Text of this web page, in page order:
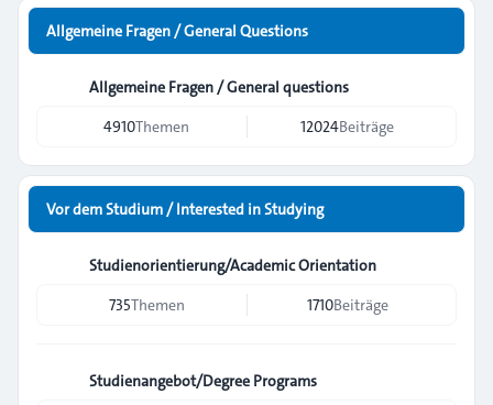
Allgemeine Fragen / General Questions
Allgemeine Fragen / General questions
4910Themen 12024Beiträge
Vor dem Studium / Interested in Studying
Studienorientierung/Academic Orientation
735Themen 1710Beiträge
Studienangebot/Degree Programs